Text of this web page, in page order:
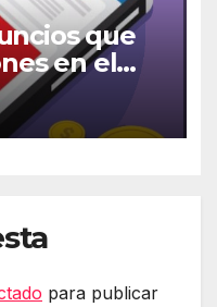
que
en el
para publicar